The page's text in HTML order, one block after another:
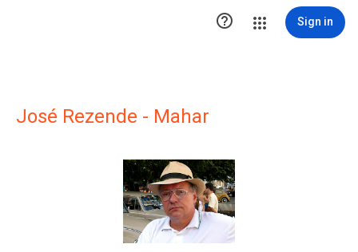
 Sign in
José Rezende - Mahar